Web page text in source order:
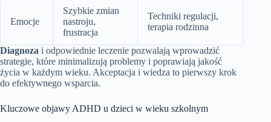
Emocje
Szybkie zmian
nastroju,
frustracja
Techniki regulacji,
terapia rodzinna
Diagnoza i odpowiednie leczenie pozwalają wprowadzić
strategie, które minimalizują problemy i poprawiają jakość
życia w każdym wieku. Akceptacja i wiedza to pierwszy krok
do efektywnego wsparcia.
Kluczowe objawy ADHD u dzieci w wieku szkolnym